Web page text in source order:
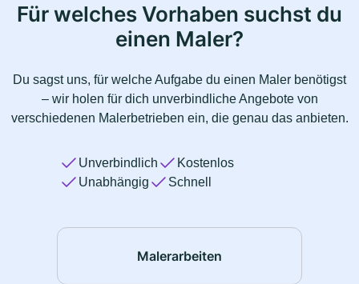
Für welches Vorhaben suchst du
einen Maler?
Du sagst uns, für welche Aufgabe du einen Maler benötigst
– wir holen für dich unverbindliche Angebote von
verschiedenen Malerbetrieben ein, die genau das anbieten.
Unverbindlich
Kostenlos
Unabhängig
Schnell
Malerarbeiten